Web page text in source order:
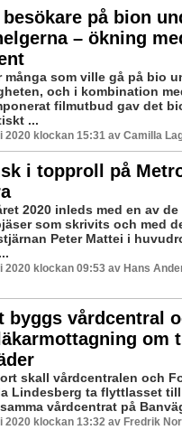
besökare på bion
– ökning
många som ville gå på bio
och i kombination
filmutbud gav det
...
2020 klockan 15:31 av Camilla
i topproll på
2020 inleds med en av
som skrivits och med
Peter Mattei i
2020 klockan 09:53 av Hans
byggs vårdcentral
om
skall vårdcentralen och
Lindesberg ta flyttlasset
vårdcentrat på
2020 klockan 13:32 av Fredrik